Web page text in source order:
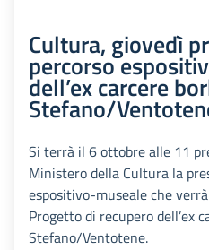
Cultura, giovedì
percorso
dell’ex carcere
Stefano/
Si terrà il 6 ottobre alle 11
Ministero della Cultura la
espositivo-museale che
Progetto di recupero dell’ex
Stefano/Ventotene.